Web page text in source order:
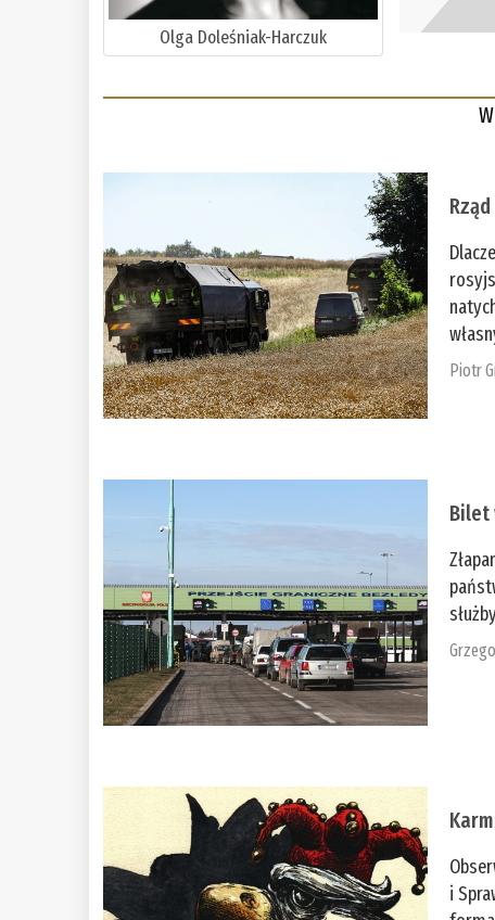
Olga Doleśniak-Harczuk
Piotr
Bilet
i